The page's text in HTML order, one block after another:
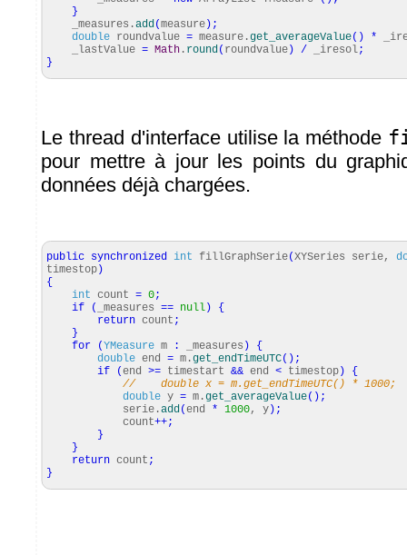
}
_measures.add(measure ) ;
double roundvalue = measure.get_averageValue( ) *
_lastValue = Math . round( roundvalue ) / _iresol;
}
Le thread d'interface utilise la méthode
pour mettre à jour les points du
données déjà chargées.
public synchronized int fillGraphSerie(XYSeries serie,
timestop )
{
int count = 0;
if
( _measures == null )
{
return count ;
}
for
(YMeasure m : _measures )
{
double end = m.get_endTimeUTC( ) ;
if
(end >= timestart && end < timestop )
{
// double x = m.get_endTimeUTC() * 1000;
double y = m.get_averageValue( ) ;
serie.add(end * 1000, y ) ;
count++;
}
}
return count ;
}